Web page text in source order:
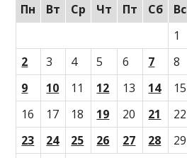
Пн Вт Ср Чт Пт Сб
Вс
1
2
3 4 5 6 7
8
9
10 11 12 13 14
15
16
17 18 19 20 21
22
23
24 25 26 27 28
29